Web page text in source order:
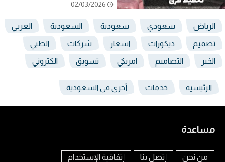
الرياض سعودي سعودية السعودية العربي
تصميم ديكورات اسعار شركات الطبي
الخبر التصاميم امريكي تسويق الكتروني
الرئيسية خدمات أخرى في السعودية
مساعدة
من نحن إتصل بنا إتفاقية الإستخدام